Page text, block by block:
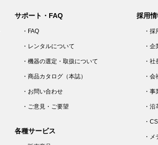
サポート・FAQ
・FAQ
・レンタルについて
・機器の選定・取扱について
・商品カタログ（本誌）
・お問い合わせ
・ご意見・ご要望
各種サービス
採用
・採
・企
・
・
・
・沿
・
・